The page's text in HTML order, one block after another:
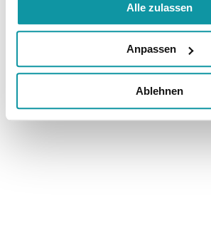
Alle zulassen
Anpassen
Ablehnen